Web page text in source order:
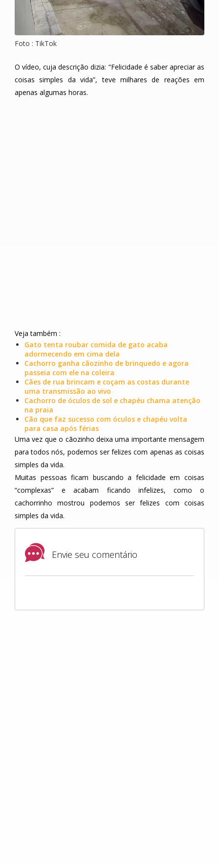
Foto : TikTok
O vídeo, cuja descrição dizia: “Felicidade é saber apreciar as
coisas simples da vida”, teve milhares de reações em
apenas algumas horas.
Veja também :
Gato tenta roubar comida de gato acaba
adormecendo em cima dela
Cachorro ganha cãozinho de brinquedo e agora
passeia com ele na coleira
Cães de rua brincam e coçam as costas durante
uma transmissão ao vivo
Cachorro de óculos de sol e chapéu chama atenção
na praia
Cão que faz sucesso com óculos e chapéu volta
para casa após férias
Uma vez que o cãozinho deixa uma importante mensagem
para todos nós, podemos ser felizes com apenas as coisas
simples da vida.
Muitas pessoas ficam buscando a felicidade em coisas
“complexas” e acabam ficando infelizes, como o
cachorrinho mostrou podemos ser felizes com coisas
simples da vida.
Envie seu comentário